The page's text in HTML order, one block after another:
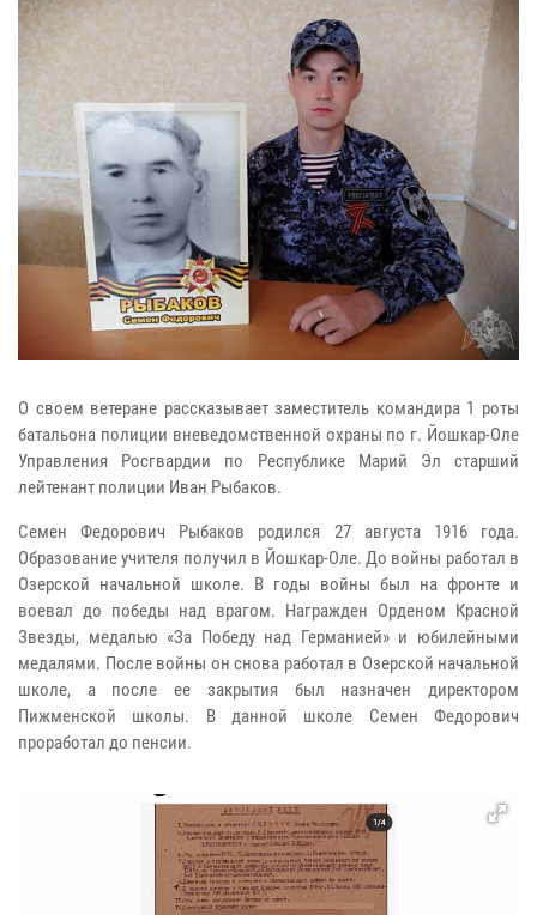
О своем ветеране рассказывает заместитель командира 1 роты
батальона полиции вневедомственной охраны по г. Йошкар-Оле
Управления Росгвардии по Республике Марий Эл старший
лейтенант полиции Иван Рыбаков.
Семен Федорович Рыбаков родился 27 августа 1916 года.
Образование учителя получил в Йошкар-Оле. До войны работал в
Озерской начальной школе. В годы войны был на фронте и
воевал до победы над врагом. Награжден Орденом Красной
Звезды, медалью «За Победу над Германией» и юбилейными
медалями. После войны он снова работал в Озерской начальной
школе, а после ее закрытия был назначен директором
Пижменской школы. В данной школе Семен Федорович
проработал до пенсии.